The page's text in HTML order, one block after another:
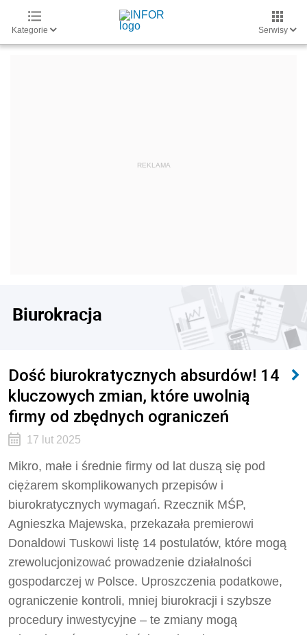
Kategorie Serwisy
Biurokracja
Dość biurokratycznych absurdów! 14
kluczowych zmian, które uwolnią
firmy od zbędnych ograniczeń
17 lut 2025
Mikro, małe i średnie firmy od lat duszą się pod
ciężarem skomplikowanych przepisów i
biurokratycznych wymagań. Rzecznik MŚP,
Agnieszka Majewska, przekazała premierowi
Donaldowi Tuskowi listę 14 postulatów, które mogą
zrewolucjonizować prowadzenie działalności
gospodarczej w Polsce. Uproszczenia podatkowe,
ograniczenie kontroli, mniej biurokracji i szybsze
procedury inwestycyjne – te zmiany mogą